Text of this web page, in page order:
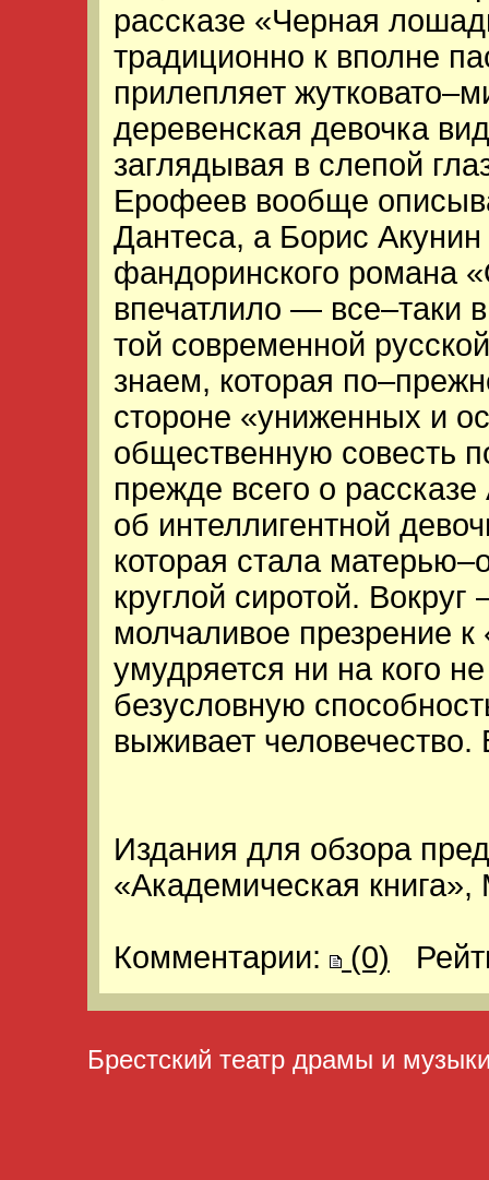
рассказе «Черная
традиционно к вполне
прилепляет
деревенская девочка
заглядывая в слепой
Ерофеев вообще
Дантеса, а Борис Акунин
фандоринского романа
впечатлило — все–таки
той современной
знаем, которая
стороне «униженных и
общественную совесть
прежде всего о
об интеллигентной
которая стала
круглой сиротой.
молчаливое презрение
умудряется ни на кого
безусловную
выживает
Издания для обзора
«Академическая
Комментарии: (0)
Брестский театр драмы и